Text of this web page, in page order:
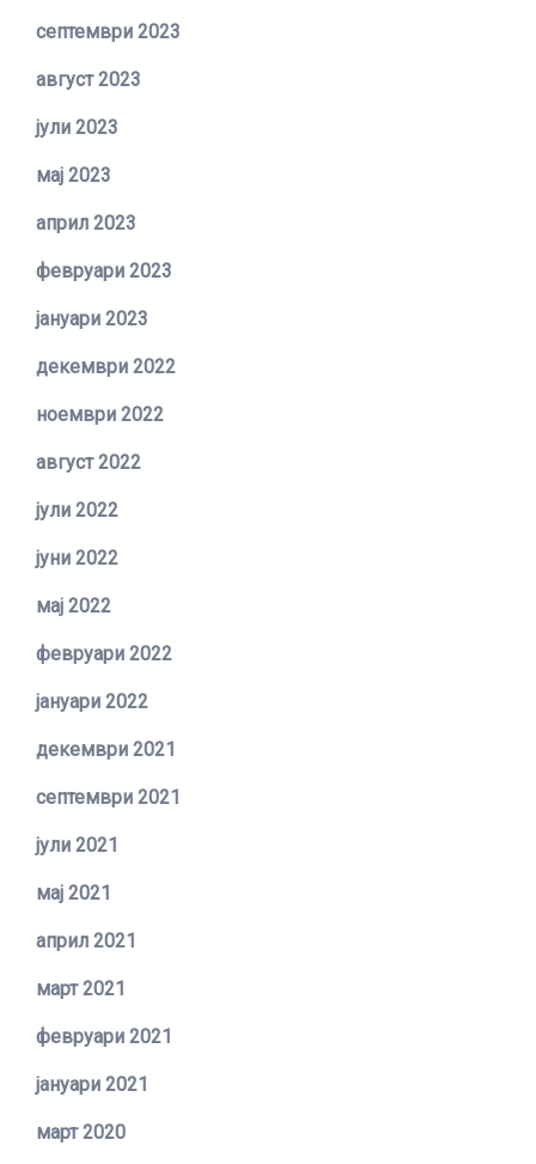
септември 2023
август 2023
јули 2023
мај 2023
април 2023
февруари 2023
јануари 2023
декември 2022
ноември 2022
август 2022
јули 2022
јуни 2022
мај 2022
февруари 2022
јануари 2022
декември 2021
септември 2021
јули 2021
мај 2021
април 2021
март 2021
февруари 2021
јануари 2021
март 2020